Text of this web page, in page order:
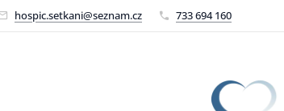
hospic.setkani@seznam.cz 733 694 160